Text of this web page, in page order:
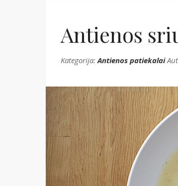
Antienos
Kategorija:Antienos patiekalai